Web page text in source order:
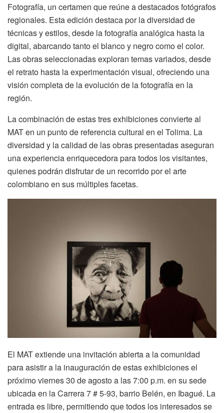
Fotografía, un certamen que reúne a destacados fotógrafos
regionales. Esta edición destaca por la diversidad de
técnicas y estilos, desde la fotografía analógica hasta la
digital, abarcando tanto el blanco y negro como el color.
Las obras seleccionadas exploran temas variados, desde
el retrato hasta la experimentación visual, ofreciendo una
visión completa de la evolución de la fotografía en la
región.
La combinación de estas tres exhibiciones convierte al
MAT en un punto de referencia cultural en el Tolima. La
diversidad y la calidad de las obras presentadas aseguran
una experiencia enriquecedora para todos los visitantes,
quienes podrán disfrutar de un recorrido por el arte
colombiano en sus múltiples facetas.
El MAT extiende una invitación abierta a la comunidad
para asistir a la inauguración de estas exhibiciones el
próximo viernes 30 de agosto a las 7:00 p.m. en su sede
ubicada en la Carrera 7 # 5-93, barrio Belén, en Ibagué. La
entrada es libre, permitiendo que todos los interesados se